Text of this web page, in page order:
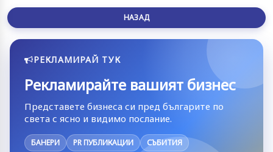
НАЗАД
РЕКЛАМИРАЙ ТУК
Рекламирайте вашият бизнес
Представете бизнеса си пред българите по
света с ясно и видимо послание.
БАНЕРИ PR ПУБЛИКАЦИИ СЪБИТИЯ